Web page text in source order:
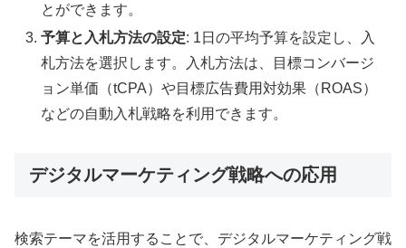
とができます。
予算と入札方法の設定: 1日の平均予算を設定し、入
札方法を選択します。入札方法は、目標コンバージ
ョン単価（tCPA）や目標広告費用対効果（ROAS）
などの自動入札戦略を利用できます。
デジタルマーケティング戦略への応用
検索テーマを活用することで、デジタルマーケティング戦